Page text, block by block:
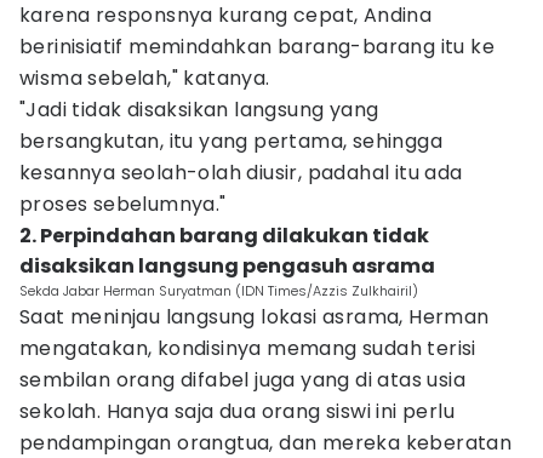
karena responsnya kurang cepat, Andina
berinisiatif memindahkan barang-barang itu ke
wisma sebelah," katanya.
"Jadi tidak disaksikan langsung yang
bersangkutan, itu yang pertama, sehingga
kesannya seolah-olah diusir, padahal itu ada
proses sebelumnya."
2. Perpindahan barang dilakukan tidak
disaksikan langsung pengasuh asrama
Sekda Jabar Herman Suryatman (IDN Times/Azzis Zulkhairil)
Saat meninjau langsung lokasi asrama, Herman
mengatakan, kondisinya memang sudah terisi
sembilan orang difabel juga yang di atas usia
sekolah. Hanya saja dua orang siswi ini perlu
pendampingan orangtua, dan mereka keberatan